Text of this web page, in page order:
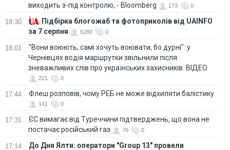
виходить з-під контролю, - Bloomberg
173 0
18:30
Підбірка блогожаб та фотоприколів від UAINFO
за 7 серпня
6280 0
18:01
"Вони воюють, самі хочуть воювати, бо дурні": у
Чернівцях водія маршрутки звільнили після
зневажливих слів про українських захисників. ВІДЕО
221 0
17:44 Флеш розповів, чому РЕБ не може відхиляти балістику
141 0
17:31
ЄС вимагає від Туреччини підтверджень, що вона не
постачає російський газ
76 0
17:14 До Дня Ялти: оператори "Group 13" провели